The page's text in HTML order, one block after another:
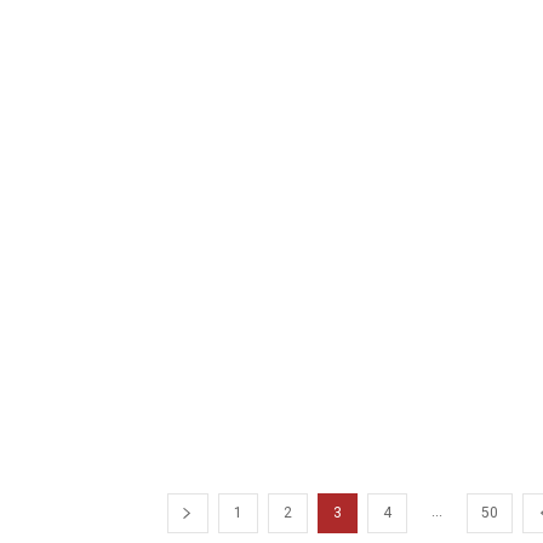
1 2 3 4 ... 50